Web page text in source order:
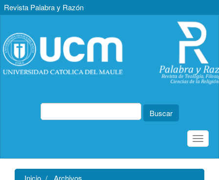
Revista Palabra y Razón
Contenido
principal
Barra
lateral
Buscar
Toggle
Inicio
Archivos